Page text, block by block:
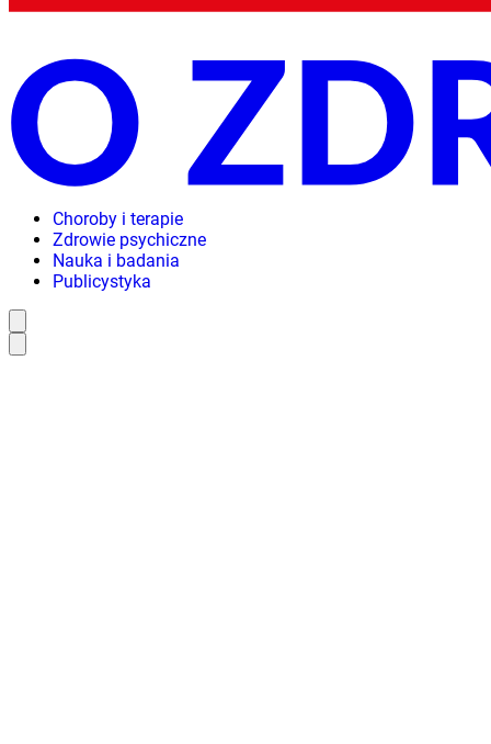
Choroby i terapie
Zdrowie psychiczne
Nauka i badania
Publicystyka